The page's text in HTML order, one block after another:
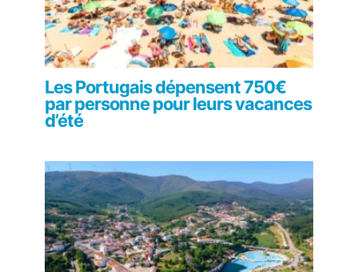
Les Portugais dépensent 750€
par personne pour leurs vacances
d’été